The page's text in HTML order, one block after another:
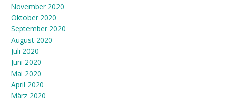
November 2020
Oktober 2020
September 2020
August 2020
Juli 2020
Juni 2020
Mai 2020
April 2020
März 2020